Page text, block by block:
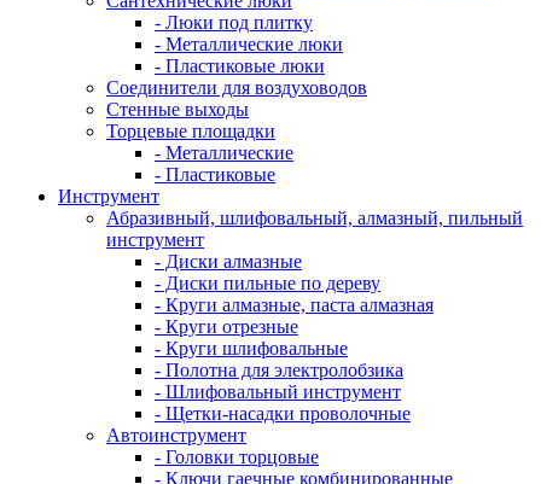
- Люки под плитку
- Металлические люки
- Пластиковые люки
Соединители для воздуховодов
Стенные выходы
Торцевые площадки
- Металлические
- Пластиковые
Инструмент
Абразивный, шлифовальный, алмазный, пильный
инструмент
- Диски алмазные
- Диски пильные по дереву
- Круги алмазные, паста алмазная
- Круги отрезные
- Круги шлифовальные
- Полотна для электролобзика
- Шлифовальный инструмент
- Щетки-насадки проволочные
Автоинструмент
- Головки торцовые
- Ключи гаечные комбинированные